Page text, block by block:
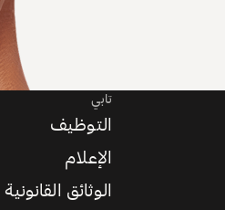
تابي
التوظيف
الإعلام
الوثائق القانونية